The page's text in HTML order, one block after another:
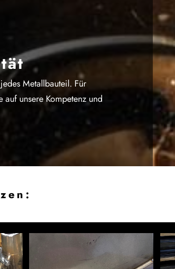
Metallbauteil. Für
unsere Kompetenz und